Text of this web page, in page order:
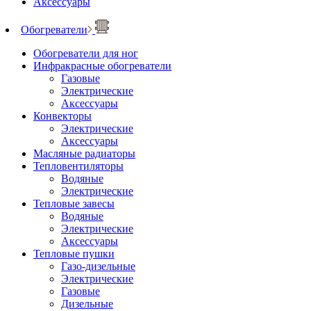
Обогреватели
Обогреватели для ног
Инфракрасные обогреватели
Газовые
Электрические
Аксессуары
Конвекторы
Электрические
Аксессуары
Масляные радиаторы
Тепловентиляторы
Водяные
Электрические
Тепловые завесы
Водяные
Электрические
Аксессуары
Тепловые пушки
Газо-дизельные
Электрические
Газовые
Дизельные